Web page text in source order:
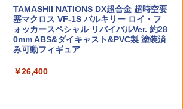
￥4,747
発売日前日発送 BANDAI SPIRITS（ バ
HE GHOST IN THE SHELL) プラスチッ
￥12,980
デスクトップリアルマッコイ 『ドラゴン
様版ー (塗装済み可動フィギュア)
￥12,980
ル
￥330
MILITARY BASE エラスティックバンド
OPTION No.1(オプションNo.1)/TM-001/
380モーターアダプター
￥990
TAMASHII NATIONS DX超合金 超時空要
塞マクロス VF-1S バルキリー ロイ・フ
ォッカースペシャル リバイバルVer. 約28
0mm ABS&ダイキャスト&PVC製 塗装済
み可動フィギュア
￥26,400